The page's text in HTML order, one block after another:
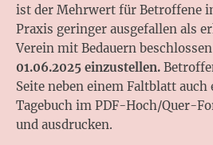
ist der Mehrwert für Betroffene
Praxis geringer ausgefallen als
Verein mit Bedauern
01.06.2025 einzustellen.
Seite neben einem Faltblatt
Tagebuch im PDF-Hoch/Quer-
und ausdrucken.